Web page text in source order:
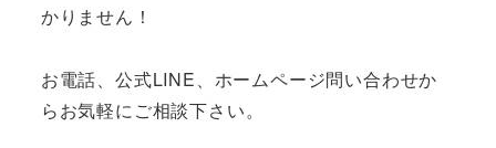
かりません！
お電話、公式LINE、ホームページ問い合わせか
らお気軽にご相談下さい。